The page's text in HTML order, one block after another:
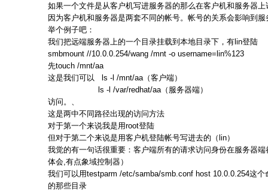
如果一个文件是从客户机写进服务器的那么在客户机和服务器
因为客户机和服务器是两套不同的帐号。帐号的关系会影响到
举个例子吧：
我们把远端服务器上的一个目录挂载到本地目录下，有lin登陆
smbmount //10.0.0.254/wang /mnt -o username=lin%123
先touch /mnt/aa
这是我们可以 ls -l /mnt/aa（客户端）
ls -l /var/redhat/aa（服务器端）
访问。、
这是两中不同路径出现的访问方法
对于第一个来说我是用root登陆
但对于第二个来说是用客户机登陆帐号写进去的（lin）
我觉的有一句话很重要：客户端所有的请求访问身份在服务器
体会,有点象域控制器）
我们可以用testparm /etc/samba/smb.conf host 10.0.0.254这
的那些目录